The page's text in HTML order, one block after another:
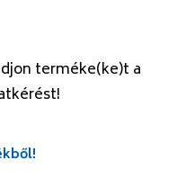
terméke(ke)t a